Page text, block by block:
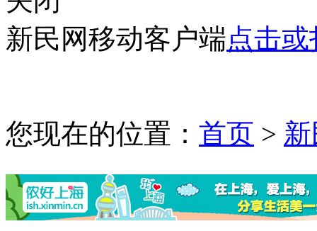
新民网移动客户端点击
您现在的位置： 首页 >